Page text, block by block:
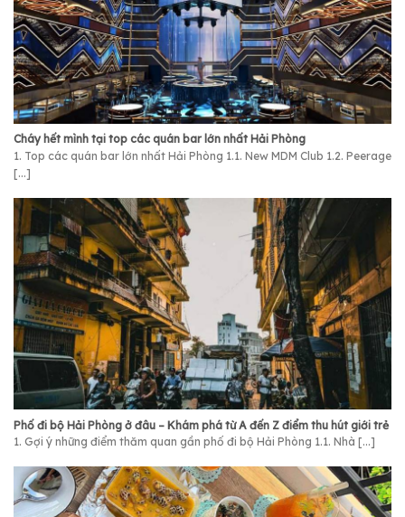
Cháy hết mình tại top các quán bar lớn nhất Hải Phòng
1. Top các quán bar lớn nhất Hải Phòng 1.1. New MDM Club 1.2. Peerage
[...]
Phố đi bộ Hải Phòng ở đâu – Khám phá từ A đến Z điểm thu hút giới trẻ
1. Gợi ý những điểm thăm quan gần phố đi bộ Hải Phòng 1.1. Nhà [...]